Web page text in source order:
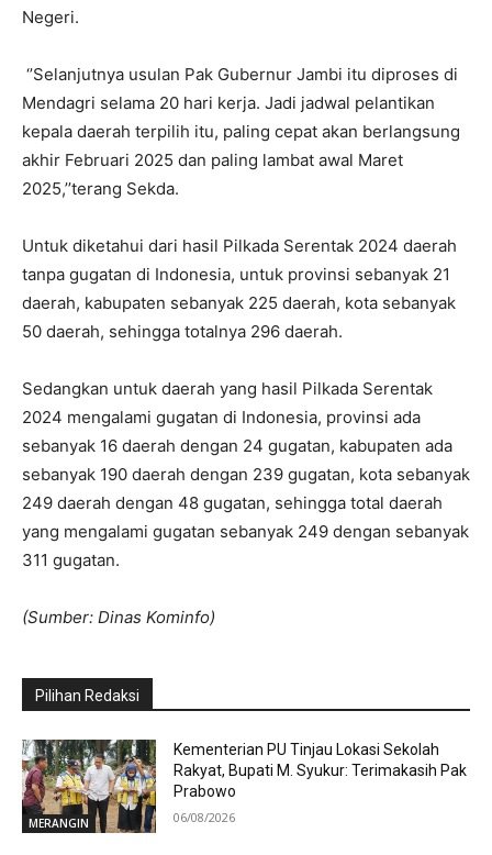
Negeri.
‘’Selanjutnya usulan Pak Gubernur Jambi itu diproses di
Mendagri selama 20 hari kerja. Jadi jadwal pelantikan
kepala daerah terpilih itu, paling cepat akan berlangsung
akhir Februari 2025 dan paling lambat awal Maret
2025,’’terang Sekda.
Untuk diketahui dari hasil Pilkada Serentak 2024 daerah
tanpa gugatan di Indonesia, untuk provinsi sebanyak 21
daerah, kabupaten sebanyak 225 daerah, kota sebanyak
50 daerah, sehingga totalnya 296 daerah.
Sedangkan untuk daerah yang hasil Pilkada Serentak
2024 mengalami gugatan di Indonesia, provinsi ada
sebanyak 16 daerah dengan 24 gugatan, kabupaten ada
sebanyak 190 daerah dengan 239 gugatan, kota sebanyak
249 daerah dengan 48 gugatan, sehingga total daerah
yang mengalami gugatan sebanyak 249 dengan sebanyak
311 gugatan.
(Sumber: Dinas Kominfo)
Pilihan Redaksi
MERANGIN
Kementerian PU Tinjau Lokasi Sekolah
Rakyat, Bupati M. Syukur: Terimakasih Pak
Prabowo
06/08/2026